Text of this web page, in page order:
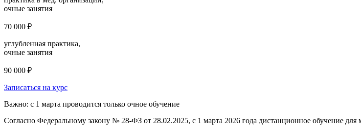
очные занятия
70 000 ₽
углубленная практика,
очные занятия
90 000 ₽
Записаться на курс
Важно: с 1 марта проводится только очное обучение
Согласно Федеральному закону № 28-ФЗ от 28.02.2025, с 1 марта 2026 года дистанционное обучение